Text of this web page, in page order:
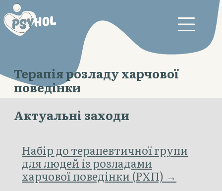
Терапія розладу харчової
поведінки
Актуальні заходи
Набір до терапевтичної групи
для людей із розладами
харчової поведінки (РХП) →